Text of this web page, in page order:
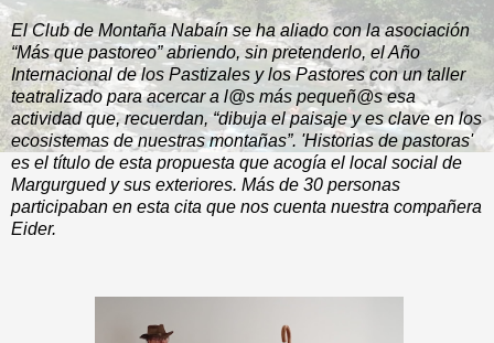
El Club de Montaña Nabaín se ha aliado con la asociación
“Más que pastoreo” abriendo, sin pretenderlo, el Año
Internacional de los Pastizales y los Pastores con un taller
teatralizado para acercar a l@s más pequeñ@s esa
actividad que, recuerdan, “dibuja el paisaje y es clave en los
ecosistemas de nuestras montañas”. 'Historias de pastoras'
es el título de esta propuesta que acogía el local social de
Margurgued y sus exteriores. Más de 30 personas
participaban en esta cita que nos cuenta nuestra compañera
Eider.